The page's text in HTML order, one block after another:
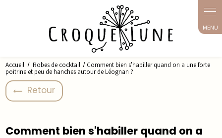
Accueil Robes de cocktail
Comment bien s'habiller quand on a une forte
poitrine et peu de hanches autour de Léognan ?
Retour
Comment bien s'habiller quand on a